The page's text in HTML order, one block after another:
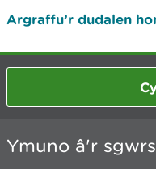
Argraffu’r dudalen
Ymuno â'r sgwrs